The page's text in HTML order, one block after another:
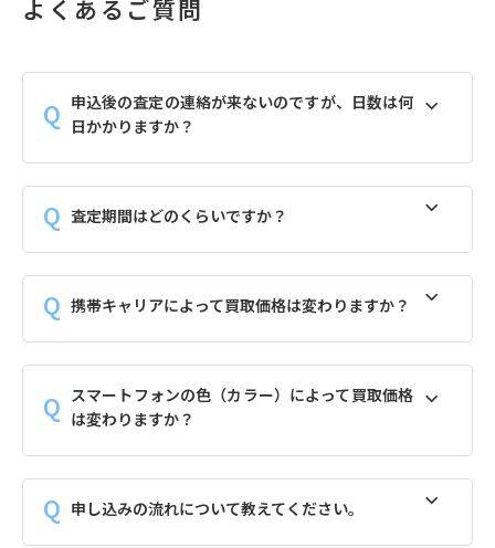
よくあるご質問
申込後の査定の連絡が来ないのですが、日数は何
日かかりますか？
査定期間はどのくらいですか？
携帯キャリアによって買取価格は変わりますか？
スマートフォンの色（カラー）によって買取価格
は変わりますか？
申し込みの流れについて教えてください。